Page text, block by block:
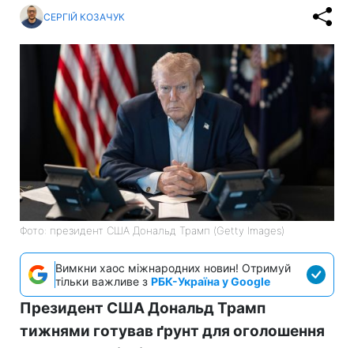
СЕРГІЙ КОЗАЧУК
Фото: президент США Дональд Трамп (Getty Images)
Вимкни хаос міжнародних новин! Отримуй
тільки важливе з РБК-Україна у Google
Президент США Дональд Трамп
тижнями готував ґрунт для оголошення